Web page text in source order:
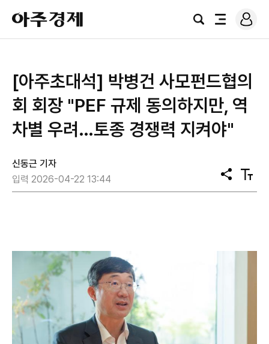
아
주
경
검
전
로
그
[아주초대석] 박병건 사모펀드협의
회 회장 "PEF 규제 동의하지만, 역
차별 우려…토종 경쟁력 지켜야"
신동근 기자
입력 2026-04-22 13:44
공
유
텍
스